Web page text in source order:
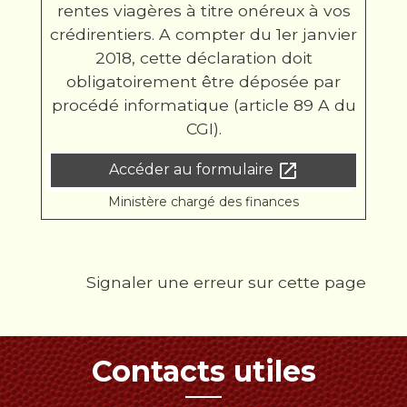
rentes viagères à titre onéreux à vos
crédirentiers. A compter du 1er janvier
2018, cette déclaration doit
obligatoirement être déposée par
procédé informatique (article 89 A du
CGI).
Accéder au formulaire open_in_new
Ministère chargé des finances
Signaler une erreur sur cette page
Contacts utiles